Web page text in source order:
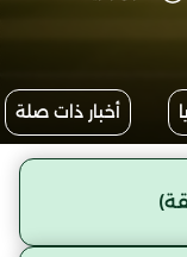
أخبار ذات صلة